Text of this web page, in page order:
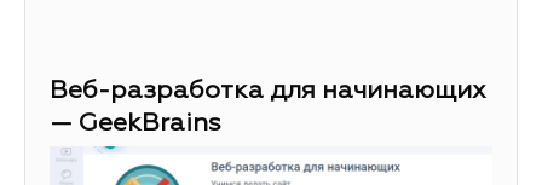
Веб-разработка для начинающих
— GeekBrains